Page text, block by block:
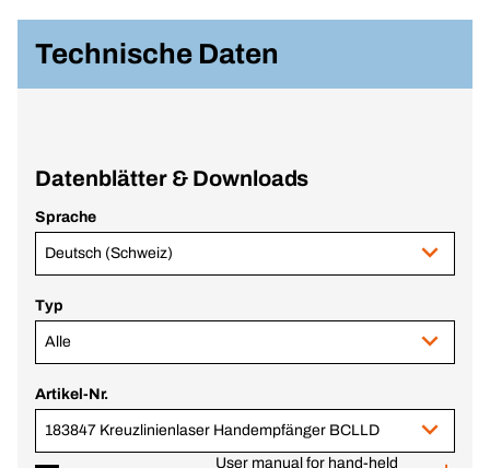
Technische Daten
Datenblätter & Downloads
Sprache
Deutsch (Schweiz)
Typ
Alle
Artikel-Nr.
183847 Kreuzlinienlaser Handempfänger BCLLD
User manual for hand-held